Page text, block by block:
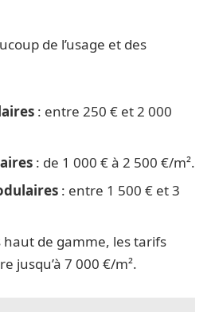
de l’usage et des
: entre 250 € et 2 000
: de 1 000 € à 2 500 €/m².
: entre 1 500 € et 3
haut de gamme, les tarifs
jusqu’à 7 000 €/m².